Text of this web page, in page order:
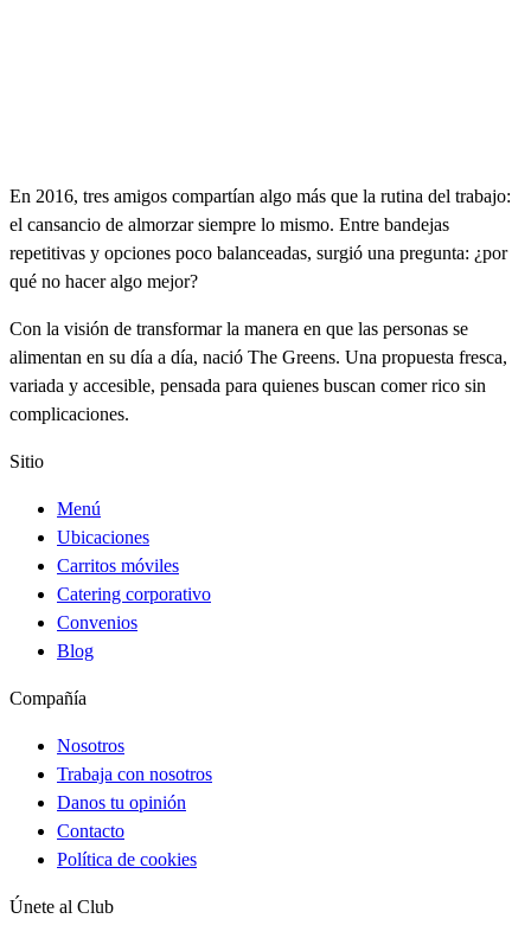
En 2016, tres amigos compartían algo más que la rutina del trabajo:
el cansancio de almorzar siempre lo mismo. Entre bandejas
repetitivas y opciones poco balanceadas, surgió una pregunta: ¿por
qué no hacer algo mejor?
Con la visión de transformar la manera en que las personas se
alimentan en su día a día, nació The Greens. Una propuesta fresca,
variada y accesible, pensada para quienes buscan comer rico sin
complicaciones.
Sitio
Menú
Ubicaciones
Carritos móviles
Catering corporativo
Convenios
Blog
Compañía
Nosotros
Trabaja con nosotros
Danos tu opinión
Contacto
Política de cookies
Únete al Club